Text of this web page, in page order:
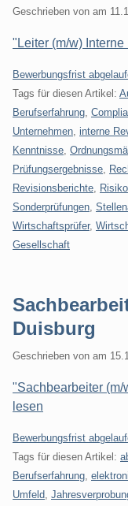
Geschrieben von am
"Leiter (m/w)
Kategorien:
Bewerbungsfrist
Tags für diesen Artikel:
Berufserfahrung
Unternehmen interne
Kenntnisse
Prüfungsergebnisse
Revisionsberichte
Sonderprüfungen
Wirtschaftsprüfer,
Gesellschaft
Duisburg
Geschrieben von am
"Sachbearbeiter
lesen
Kategorien:
Bewerbungsfrist
Tags für diesen Artikel:
Berufserfahrung
Umfeld